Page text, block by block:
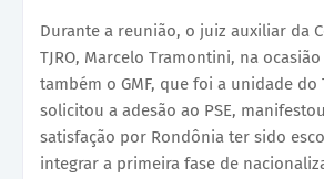
Durante a reunião, o juiz auxiliar da
TJRO, Marcelo Tramontini, na
também o GMF, que foi a unidade
solicitou a adesão ao PSE,
satisfação por Rondônia ter sido
integrar a primeira fase de